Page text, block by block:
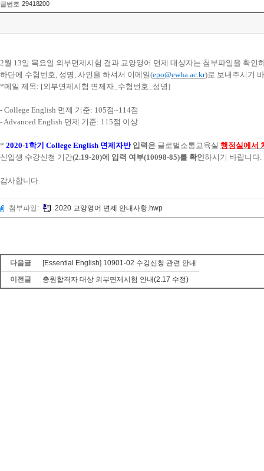
글번호 29418200
2월 13일 목요일 외부면제시험 결과 교양영어 면제 대상자는 첨부파일을 확인
하단에 수험번호, 성명 , 사인을 하셔서 이메일(epo@ewha.ac.kr)로 보내주시기
*메일 제목: [외부면제시험 면제자_수험번호_성명]
- College English 면제 기준: 105점~114점
- Advanced English 면제 기준: 115점 이상
* 2020-1학기 College English 면제자반 입력은 글로벌소통교육실 행정실에서
신입생 수강신청 기간(2.19-20)에 입력 여부(10098-85)를 확인하시기 바랍니다.
감사합니다.
첨부파일: 2020 교양영어 면제 안내사항.hwp
다음글
[Essential English] 10901-02 수강신청 관련 안내
이전글
충원합격자 대상 외부면제시험 안내(2.17 수정)